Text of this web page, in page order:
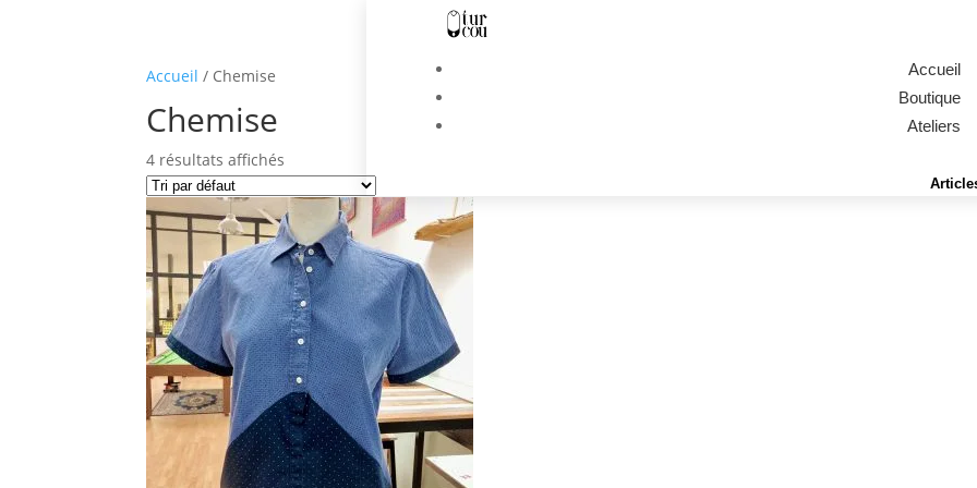
Accueil
Boutique
Ateliers
Accueil / Chemise
Chemise
4 résultats affichés